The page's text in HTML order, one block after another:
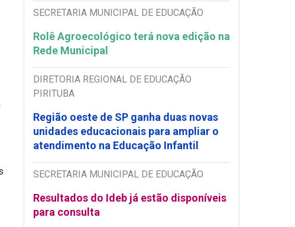
SECRETARIA MUNICIPAL DE EDUCAÇÃO
Rolê Agroecológico terá nova edição na
Rede Municipal
DIRETORIA REGIONAL DE EDUCAÇÃO
PIRITUBA
Região oeste de SP ganha duas novas
unidades educacionais para ampliar o
atendimento na Educação Infantil
SECRETARIA MUNICIPAL DE EDUCAÇÃO
Resultados do Ideb já estão disponíveis
para consulta